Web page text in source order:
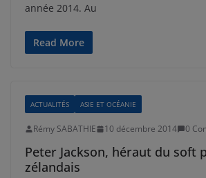
année 2014. Au
Read More
ACTUALITÉS ASIE ET OCÉANIE
Rémy SABATHIE 10 décembre 2014 0
Peter Jackson, héraut du soft
zélandais